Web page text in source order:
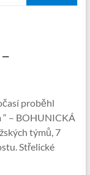
proběhl
“ – BOHUNICKÁ
týmů, 7
Střelické